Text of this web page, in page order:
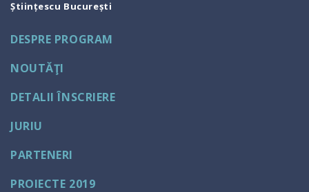
Științescu București
DESPRE PROGRAM
NOUTĂŢI
DETALII ÎNSCRIERE
JURIU
PARTENERI
PROIECTE 2019